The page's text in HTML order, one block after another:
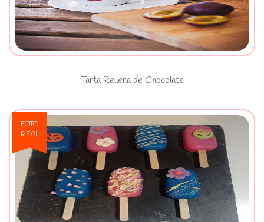
Ver Tarta Rellena de Chocolate
Tarta Rellena de Chocolate
FOTO
REAL
Ver Paletas